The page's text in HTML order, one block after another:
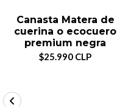
Canasta Matera de
cuerina o ecocuero
premium negra
$25.990 CLP